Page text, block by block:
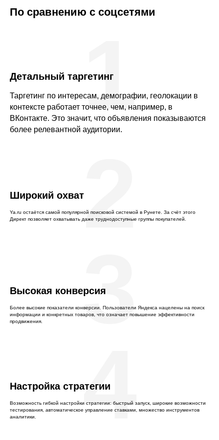
По сравнению с соцсетями
Детальный таргетинг
Таргетинг по интересам, демографии, геолокации в
контексте работает точнее, чем, например, в
ВКонтакте. Это значит, что объявления показываются
более релевантной аудитории.
1
Широкий охват
Ya.ru остаётся самой популярной поисковой системой в Рунете. За счёт этого
Директ позволяет охватывать даже труднодоступные группы покупателей.
2
Высокая конверсия
Более высокие показатели конверсии. Пользователи Яндекса нацелены на поиск
информации и конкретных товаров, что означает повышение эффективности
продвижения.
3
Настройка стратегии
Возможность гибкой настройки стратегии: быстрый запуск, широкие возможности
тестирования, автоматическое управление ставками, множество инструментов
аналитики.
4